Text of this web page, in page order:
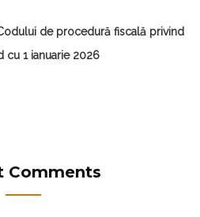
de procedură fiscală privind
cu 1 ianuarie 2026
Comments